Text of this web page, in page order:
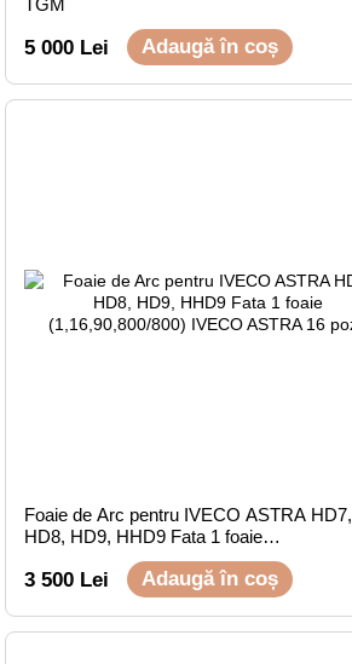
5 000 Lei Adaugă în coș
Foaie de Arc pentru IVECO ASTRA HD7,
HD8, HD9, HHD9 Fata 1 foaie
(1,16,90,800/800)
3 500 Lei Adaugă în coș